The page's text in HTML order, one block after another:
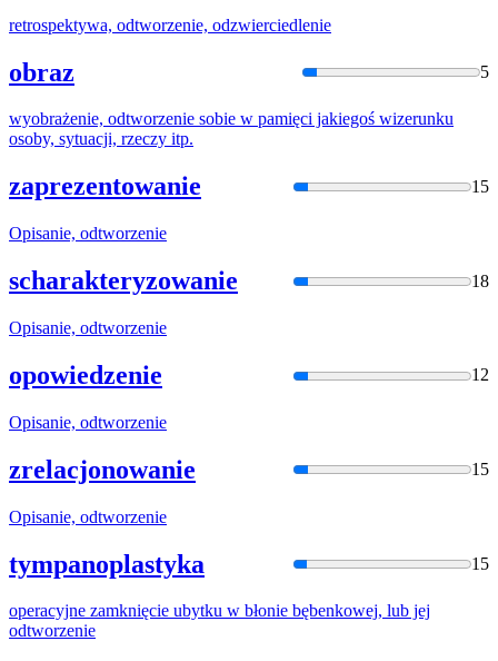
retrospektywa, odtworzenie, odzwierciedlenie
obraz 5
wyobrażenie, odtworzenie sobie w pamięci jakiegoś wizerunku
osoby, sytuacji, rzeczy itp.
zaprezentowanie 15
Opisanie, odtworzenie
scharakteryzowanie 18
Opisanie, odtworzenie
opowiedzenie 12
Opisanie, odtworzenie
zrelacjonowanie 15
Opisanie, odtworzenie
tympanoplastyka 15
operacyjne zamknięcie ubytku w błonie bębenkowej, lub jej
odtworzenie